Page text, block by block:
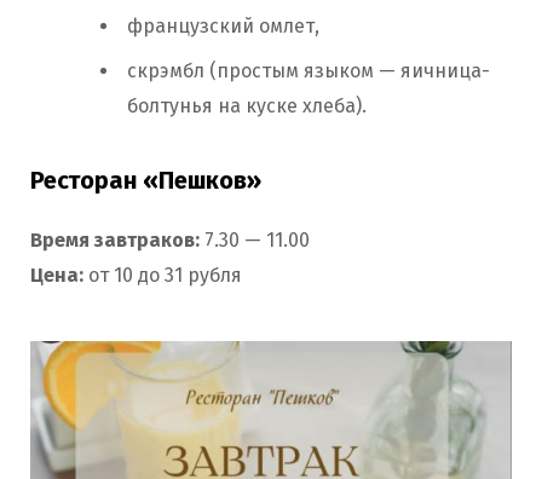
французский омлет,
скрэмбл (простым языком — яичница-
болтунья на куске хлеба).
Ресторан «Пешков»
Время завтраков: 7.30 — 11.00
Цена: от 10 до 31 рубля